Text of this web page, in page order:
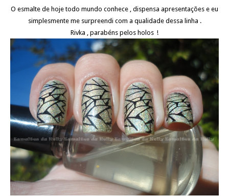
O esmalte de hoje todo mundo conhece , dispensa apresentações e eu
simplesmente me surpreendi com a qualidade dessa linha .
Rivka , parabéns pelos holos !